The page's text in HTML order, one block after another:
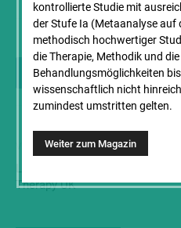
Vorheriger Artikel
Therapy UK
kontrollierte Studie mit
der Stufe Ia (Metaanalyse auf
methodisch hochwertiger
die Therapie, Methodik und
Behandlungs­möglichkeiten
wissenschaft­lich nicht
zumindest umstritten gelten.